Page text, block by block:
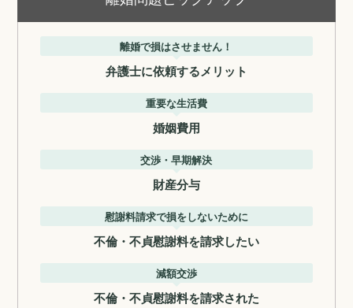
離婚で損はさせません！
弁護士に依頼するメリット
重要な生活費
婚姻費用
交渉・早期解決
財産分与
慰謝料請求で損をしないために
不倫・不貞慰謝料を請求したい
減額交渉
不倫・不貞慰謝料を請求された